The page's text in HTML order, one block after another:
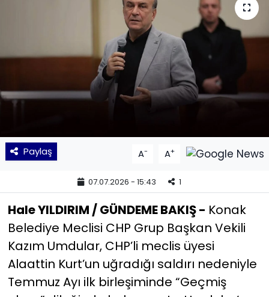
Paylaş A- A+
07.07.2026 - 15:43 1
Hale YILDIRIM / GÜNDEME BAKIŞ - Konak
Belediye Meclisi CHP Grup Başkan Vekili
Kazım Umdular, CHP’li meclis üyesi
Alaattin Kurt’un uğradığı saldırı nedeniyle
Temmuz Ayı ilk birleşiminde “Geçmiş
TEKNOLOJİ
Yaşam
YEREL POLİTİKA
YEREL YÖNETİMLER
Yurt